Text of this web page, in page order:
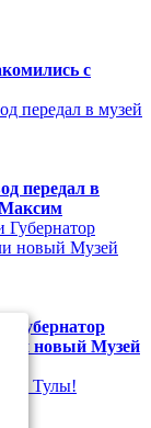
с
передал в
Губернатор
новый Музей